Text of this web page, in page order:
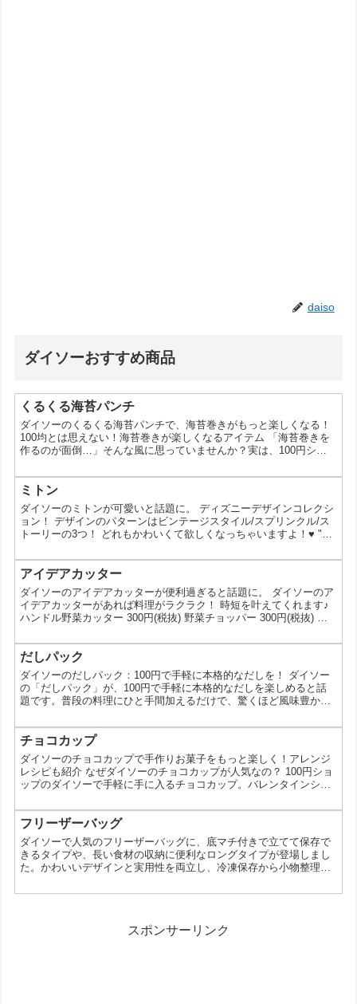
daiso
ダイソーおすすめ商品
くるくる海苔パンチ
ダイソーのくるくる海苔パンチで、海苔巻きがもっと楽しくなる！
100均とは思えない！海苔巻きが楽しくなるアイテム 「海苔巻きを
作るのが面倒…」そんな風に思っていませんか？実は、100円ショ
す。それが、くるくる海苔パンチです。今回は、ダイソーのくるく
る海苔パンチの魅力や使い方、そして海苔巻きをもっと美味しくす
るアイデアをご紹介します。 なぜダイソーのくるくる海苔パンチが
人気なの？ ダイソーのくるくる海苔パンチが人気を集...
ミトン
ダイソーのミトンが可愛いと話題に。 ディズニーデザインコレクシ
ョン！ デザインのパターンはビンテージスタイル/スプリンクル/ス
トーリーの3つ！ どれもかわいくて欲しくなっちゃいますよ！♥ "本
の鍋敷きとカワイイポーズの鍋つかみ！ キッチンに飾るだけで楽し
くなるかも！ 鍋敷き（ビンテージスタイル）DC2 鍋つかみ（ビンテ
ージスタイル）DC2 ※各種100円(税抜) この投稿をInstagramで見る
ディズニーデザイ...
アイデアカッター
ダイソーのアイデアカッターが便利過ぎると話題に。 ダイソーのア
イデアカッターがあれば料理がラクラク！ 時短を叶えてくれます♪
ハンドル野菜カッター 300円(税抜) 野菜チョッパー 300円(税抜) ス
400円(税抜) #調理 #キッチン #アイデアグッズ #料理 この投稿を
Instagramで見る ダイソーのアイデアカッターがあれば料理がラク
ラク！時短を叶えてくれます♪ 4549892357510 ハンドル...
だしパック
ダイソーのだしパック：100円で手軽に本格的なだしを！ ダイソー
の「だしパック」が、100円で手軽に本格的なだしを楽しめると話
題です。普段の料理にひと手間加えるだけで、驚くほど風味豊かな
解説します。 ダイソーのだしパックってどんなもの？ ダイソーの
だしパックは、家庭で簡単に本格的なだしが取れる便利なアイテム
です。袋入りのだしパックは、だしの元となる昆布や鰹節があらか
じめパックに詰められており、煮出すだけで風味豊かなス...
チョコカップ
ダイソーのチョコカップで手作りお菓子をもっと楽しく！アレンジ
レシピも紹介 なぜダイソーのチョコカップが人気なの？ 100円ショ
ップのダイソーで手軽に手に入るチョコカップ。バレンタインシー
今回は、ダイソーのチョコカップの魅力と、その使い方についてご
紹介します。 チョコカップってどんなもの？ チョコカップとは、
チョコレートを固めるための小さなカップのことです。シリコンや
アルミなど、様々な素材で作られており、ハート型や星型...
フリーザーバッグ
ダイソーで人気のフリーザーバッグに、底マチ付きで立てて保存で
きるタイプや、長い食材の収納に便利なロングタイプが登場しまし
た。かわいいデザインと実用性を両立し、冷凍保存から小物整理ま
が魅力です。 立てて収納できるマチ付きタイプが便利 今回の新作
り置きおかずやカット野菜を入れると、中身が見やすく取り出し
スポンサーリンク